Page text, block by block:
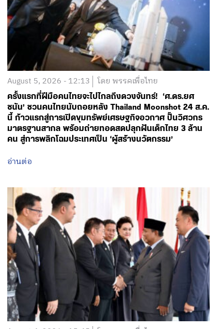
August 5, 2026 - 12:13 โดย พรรคเพื่อไทย
ครั้งแรกที่ฝีมือคนไทยจะไปไกลถึงดวงจันทร์! ‘ศ.ดร.ยศ
ชนัน’ ชวนคนไทยนับถอยหลัง Thailand Moonshot 24 ส.ค.
นี้ ก้าวแรกสู่การเปิดขุมทรัพย์เศรษฐกิจอวกาศ ปั้นวิศวกร
มาตรฐานสากล พร้อมถ่ายทอดสดปลุกฝันเด็กไทย 3 ล้าน
คน สู่การพลิกโฉมประเทศเป็น ‘ผู้สร้างนวัตกรรม’
อ่านต่อ
August 4, 2026 - 15:45 โดย พรรคเพื่อไทย
ศึกษาฯ จับมือ อินโดนีเซีย ลุย AI Education ขยายโอกาส
ทุนการศึกษาเด็กชายแดนใต้